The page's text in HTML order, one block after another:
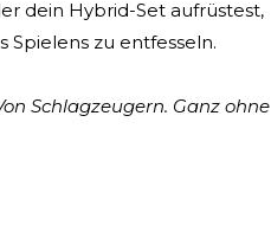
dein Hybrid-Set aufrüstest,
Spielens zu entfesseln.
Schlagzeugern. Ganz ohne